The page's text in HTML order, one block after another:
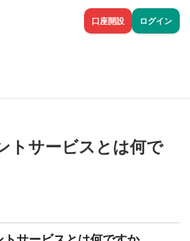
口座開設 ログイン
トサービスとは何で